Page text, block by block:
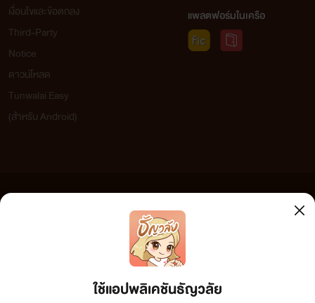
ใช้แอปพลิเคชันธัญวลัย
เงื่อนไขและข้อตกลง
Third-Party
Notice
ดาวน์โหลด
Tunwalai Easy
(สำหรับ Android)
แพลตฟอร์มในเครือ
เว็บไซต์แห่งนี้ไม่ได้เห็นด้วยและไม่ขอรับผิดชอบต่อข้อความใดๆ ทั้งสิ้น ดังนั้นผู้อ่านทุกท่านโปรดใช้
วิจารณญาณในการกลั่นกรองด้วยตนเอง และหากท่านพบข้อความใดๆ ที่ขัดต่อกฎหมายและศีลธรรม
กรุณาแจ้งมาที่ tunwalai@ookbee.com เพื่อทีมงานจะได้ดำเนินการในทันที ทั้งนี้ ทางเว็บไซต์ขอสงวน
ลิขสิทธิ์ตามพระราชบัญญัติลิขสิทธิ์ (ฉบับเพิ่มเติม) พ.ศ.2558